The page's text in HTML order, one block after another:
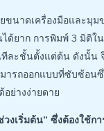
ขนาดเครื่องมือและมุ
ด้ยาก การพิมพ์ 3 มิติใ
ทีละชั้นตั้งแต่ต้น ดังนั้น
ารถออกแบบที่ซับซ้อน
ย่างง่ายดาย
งเริ่มต้น” ซึ่งต้องใช้ก